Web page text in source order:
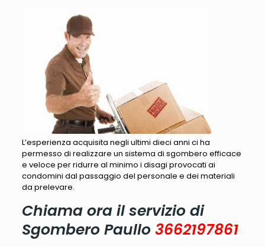
L’esperienza acquisita negli ultimi dieci anni ci ha
permesso di realizzare un sistema di sgombero efficace
e veloce per ridurre al minimo i disagi provocati ai
condomini dal passaggio del personale e dei materiali
da prelevare.
Chiama ora il servizio di
Sgombero Paullo 3662197861